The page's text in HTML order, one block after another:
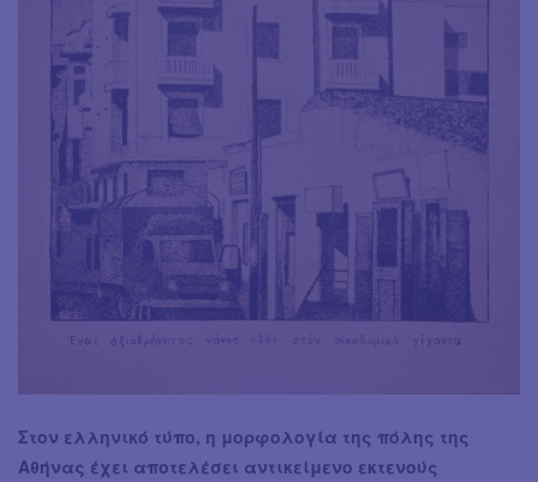
Στον ελληνικό τύπο, η μορφολογία της πόλης της
Αθήνας έχει αποτελέσει αντικείμενο εκτενούς